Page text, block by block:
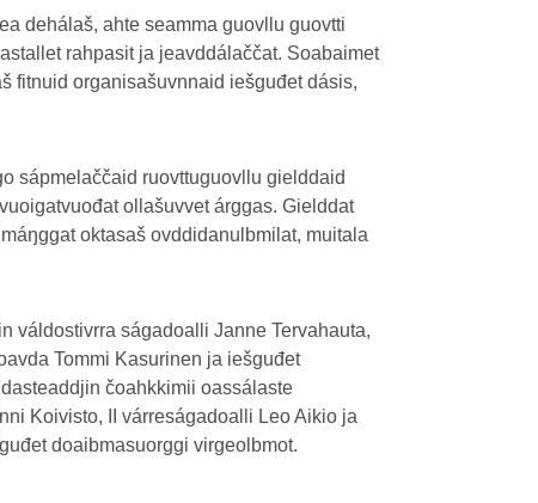
dehálaš, ahte seamma guovllu guovtti
rahpasit ja jeavddálaččat. Soabaimet
fitnuid organisašuvnnaid iešguđet dásis,
sápmelaččaid ruovttuguovllu gielddaid
ollašuvvet árggas. Gielddat
oktasaš ovddidanulbmilat, muitala
váldostivrra ságadoalli Janne Tervahauta,
Tommi Kasurinen ja iešguđet
čoahkkimii oassálaste
Koivisto, II várreságadoalli Leo Aikio ja
doaibmasuorggi virgeolbmot.